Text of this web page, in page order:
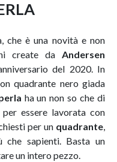
che è una novità e non
create da Andersen
del 2020. In
quadrante nero giada
ha un non so che di
essere lavorata con
per un quadrante,
che sapienti. Basta un
un intero pezzo.